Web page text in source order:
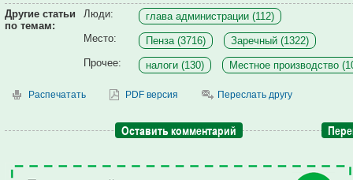
Другие статьи
по темам:
Люди:
глава администрации (112)
Место:
Пенза (3716)
Заречный (1322)
Прочее:
налоги (130) Местное производство
Распечатать PDF версия Переслать другу
Оставить комментарий